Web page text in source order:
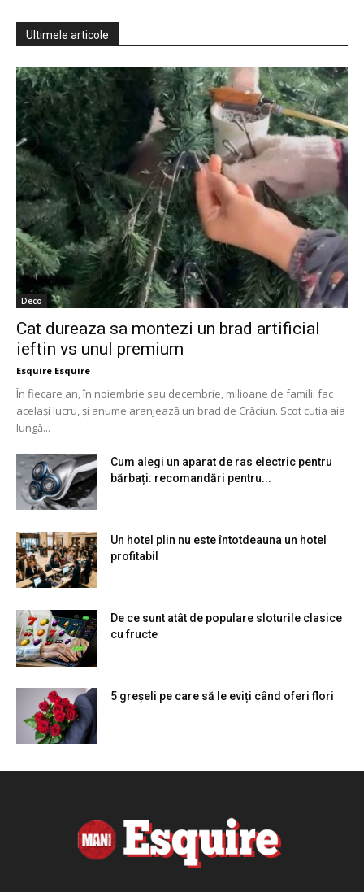
Ultimele articole
Deco
Cat dureaza sa montezi un brad artificial
ieftin vs unul premium
Esquire Esquire
În fiecare an, în noiembrie sau decembrie, milioane de familii fac
același lucru, și anume aranjează un brad de Crăciun. Scot cutia aia
lungă...
Cum alegi un aparat de ras electric pentru
bărbați: recomandări pentru...
Un hotel plin nu este întotdeauna un hotel
profitabil
De ce sunt atât de populare sloturile clasice
cu fructe
5 greșeli pe care să le eviți când oferi flori